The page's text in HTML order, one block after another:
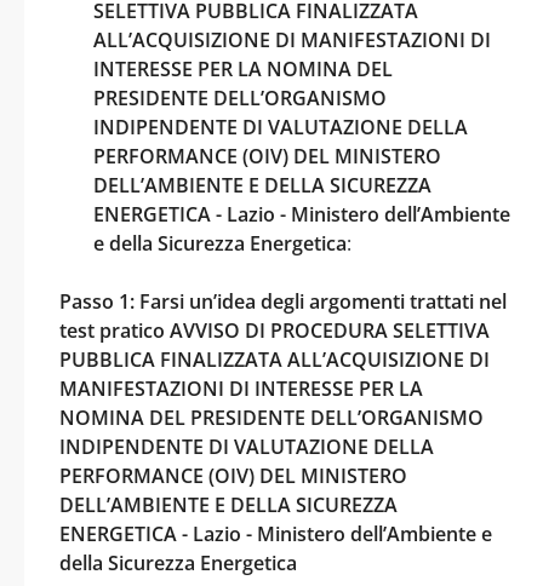
SELETTIVA PUBBLICA FINALIZZATA
ALL’ACQUISIZIONE DI MANIFESTAZIONI DI
INTERESSE PER LA NOMINA DEL
PRESIDENTE DELL’ORGANISMO
INDIPENDENTE DI VALUTAZIONE DELLA
PERFORMANCE (OIV) DEL MINISTERO
DELL’AMBIENTE E DELLA SICUREZZA
ENERGETICA - Lazio - Ministero dell’Ambiente
e della Sicurezza Energetica:
Passo 1: Farsi un’idea degli argomenti trattati nel
test pratico AVVISO DI PROCEDURA SELETTIVA
PUBBLICA FINALIZZATA ALL’ACQUISIZIONE DI
MANIFESTAZIONI DI INTERESSE PER LA
NOMINA DEL PRESIDENTE DELL’ORGANISMO
INDIPENDENTE DI VALUTAZIONE DELLA
PERFORMANCE (OIV) DEL MINISTERO
DELL’AMBIENTE E DELLA SICUREZZA
ENERGETICA - Lazio - Ministero dell’Ambiente e
della Sicurezza Energetica